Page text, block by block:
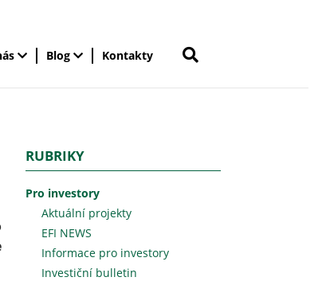
Blog Kontakty
RUBRIKY
Pro investory
Aktuální projekty
EFI NEWS
Informace pro investory
Investiční bulletin